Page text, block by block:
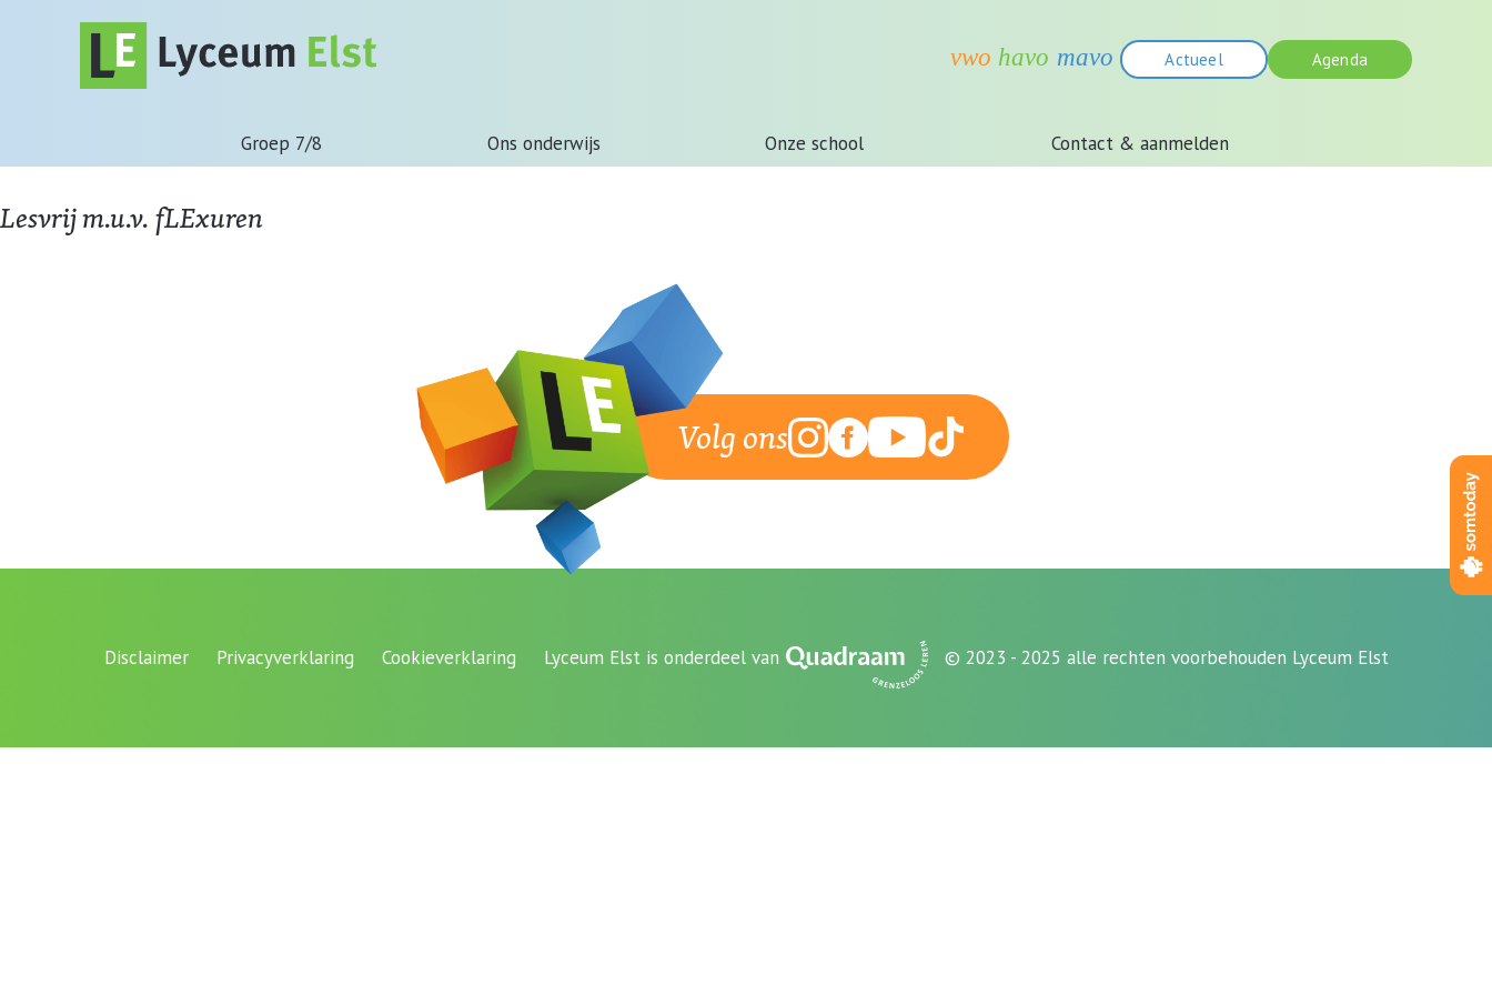
Actueel Agenda
Groep 7/8 Ons onderwijs Onze school Contact & aanmelden
Lesvrij m.u.v. fLExuren
Volg ons
Disclaimer Privacyverklaring Cookieverklaring Lyceum Elst is onderdeel van © 2023 - 2025 alle rechten voorbehouden Lyceum Elst